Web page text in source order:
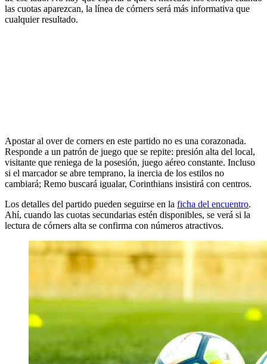
las cuotas aparezcan, la línea de córners será más informativa que
cualquier resultado.
Apostar al over de corners en este partido no es una corazonada.
Responde a un patrón de juego que se repite: presión alta del local,
visitante que reniega de la posesión, juego aéreo constante. Incluso
si el marcador se abre temprano, la inercia de los estilos no
cambiará; Remo buscará igualar, Corinthians insistirá con centros.
Los detalles del partido pueden seguirse en la ficha del encuentro.
Ahí, cuando las cuotas secundarias estén disponibles, se verá si la
lectura de córners alta se confirma con números atractivos.